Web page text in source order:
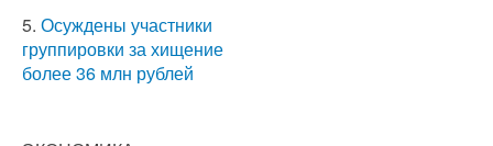
5. Осуждены участники
группировки за хищение
более 36 млн рублей